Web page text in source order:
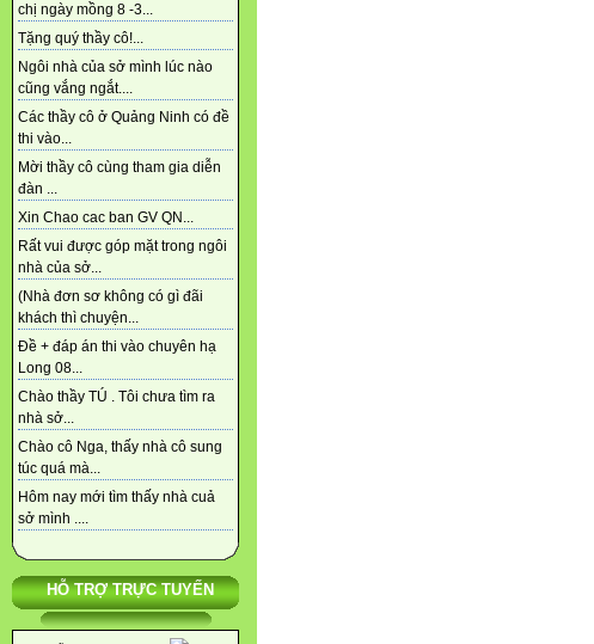
chị ngày mồng 8 -3...
Tặng quý thầy cô!...
Ngôi nhà của sở mình lúc nào
cũng vắng ngắt....
Các thầy cô ở Quảng Ninh có đề
thi vào...
Mời thầy cô cùng tham gia diễn
đàn ...
Xin Chao cac ban GV QN...
Rất vui được góp mặt trong ngôi
nhà của sở...
(Nhà đơn sơ không có gì đãi
khách thì chuyện...
Đề + đáp án thi vào chuyên hạ
Long 08...
Chào thầy TÚ . Tôi chưa tìm ra
nhà sở...
Chào cô Nga, thấy nhà cô sung
túc quá mà...
Hôm nay mới tìm thấy nhà cuả
sở mình ....
HỖ TRỢ TRỰC TUYẾN